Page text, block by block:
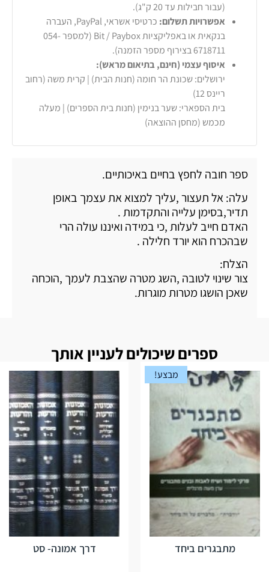
(עבור חבילות עד 20 ק"ג).
אפשרויות תשלום:
כרטיסי אשראי, PayPal, העברה
בנקאית או באפליקציות Bit / Paybox (למספר 054-
6718711 בצירוף מספר הזמנה).
איסוף עצמי (חינם, בתיאום מראש):
ירושלים: שכונת הר חומה (חנות הבית) | קרית משה (רחוב
ריינס 12)
בית הספארי: שער בנימין (חנות בית הספרים) | מעלה
מכמש (מחסן ההוצאה)
ספר חובה לחפץ בחיים באיכותיים.
עלה: אל תעצור ,עליך למצוא את עצמך באופן
תדיר,בסימן עלייה והתקדמות .
האדם חייב לעלות ,כי במידה ואיננו עולה הרי
שבהכרח הוא יורד חלילה .
הצלח:
צור שינוי לטובה ,השג מטרה שהצבת לעמך ,הוכחה
שאכן הושגו מטרות מוגרות.
ספרים שיכולים לעניין אותך
מבצע!
מתבגרים ביחד דרך אמונה- סט